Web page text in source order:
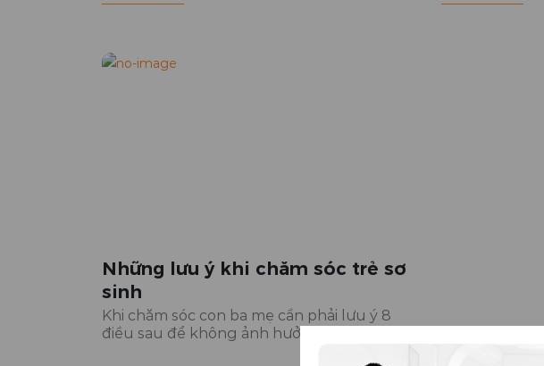
Những lưu ý khi chăm sóc trẻ sơ
sinh
Khi chăm sóc con ba mẹ cần phải lưu ý 8
điều sau để không ảnh hưởng đến sự phát...